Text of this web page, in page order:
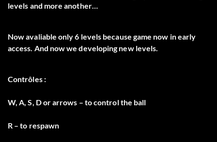
levels and more another…
Now avaliable only 6 levels because game now in early
access. And now we developing new levels.
Contrôles :
W, A, S, D or arrows – to control the ball
R – to respawn